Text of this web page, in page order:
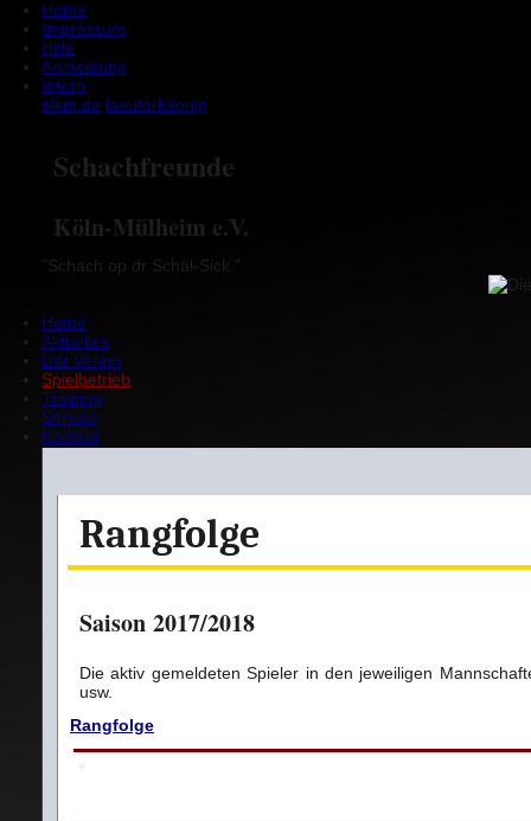
Home
Impressum
Hilfe
Anmeldung
Intern
sfkm.de laeuferkoenig
Schachfreunde
Köln-Mülheim e.V.
"Schach op dr Schäl-Sick."
Home
Aktuelles
Der Verein
Spielbetrieb
Training
Service
Kontakt
Rangfolge
Saison 2017/2018
Die aktiv gemeldeten Spieler in den jeweiligen
usw.
Rangfolge